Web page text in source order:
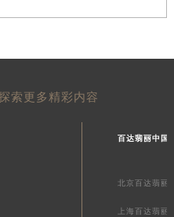
索更多精彩内容
百达翡丽中国
北京百达翡丽
上海百达翡丽